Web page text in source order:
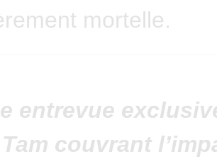
mortelle.
entrevue
couvrant